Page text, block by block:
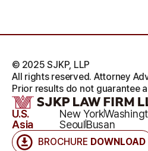
BROCHURE DOWNLOAD
U.S. New York
Asia
SeoulBusan
© 2025 SJKP, LLP
All rights reserved. Attorney
Prior results do not guarantee